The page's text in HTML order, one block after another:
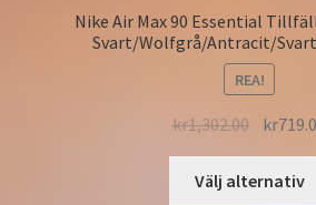
Nike Air Max 90 Essential
Svart/Wolfgrå/Antracit/Svart
REA!
kr1,302.00 kr
Välj alternativ